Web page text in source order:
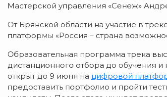
Мастерской управления «Сенеж»
От Брянской области на участие в
платформы «Россия – страна
Образовательная программа трека
дистанционного отбора до обучения
открыт до 9 июня на цифровой
предоставить портфолио и пройти